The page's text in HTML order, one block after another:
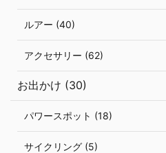
ルアー (40)
アクセサリー (62)
お出かけ (30)
パワースポット (18)
サイクリング (5)